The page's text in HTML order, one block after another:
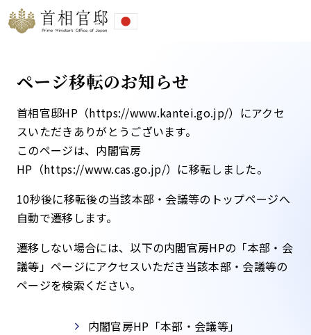
ページ移転のお知らせ
首相官邸HP（https://www.kantei.go.jp/）にアクセ
スいただきありがとうございます。
このページは、内閣官房
HP（https://www.cas.go.jp/）に移転しました。​
10秒後に移転後の当該本部・会議等のトップページへ
自動で遷移します。​
遷移しない場合には、以下の内閣官房HPの「本部・会
議等」ページにアクセスいただき当該本部・会議等の
ページを検索ください。​
内閣官房HP「本部・会議等」​